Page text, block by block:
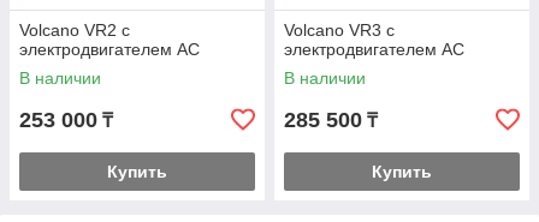
Volcano VR2 с
электродвигателем AC
В наличии
253 000 ₸
Купить
Volcano VR3 с
электродвигателем AC
В наличии
285 500 ₸
Купить